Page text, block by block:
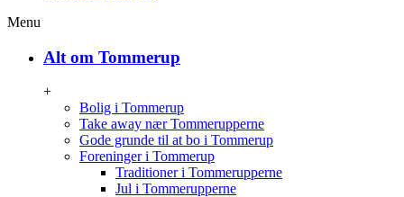
Menu
Alt om Tommerup
+
Bolig i Tommerup
Take away nær Tommerupperne
Gode grunde til at bo i Tommerup
Foreninger i Tommerup
Traditioner i Tommerupperne
Jul i Tommerupperne